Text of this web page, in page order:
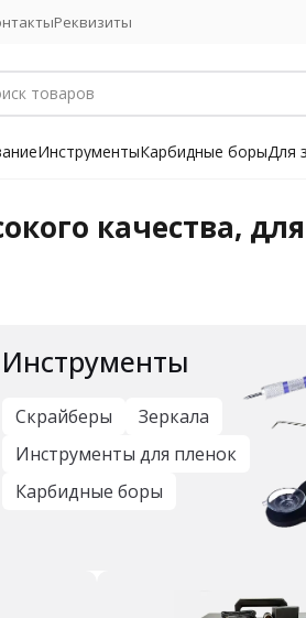
Реквизиты
ИнструментыКарбидные борыДля
качества,
Инструменты
Скрайберы
Зеркала
Инструменты для пленок
Карбидные боры